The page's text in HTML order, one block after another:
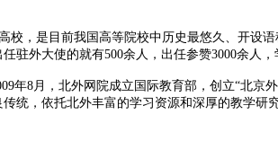
，是目前我国高等院校中历史最悠久、开设
外大使的就有500余人，出任参赞3000余人，
8月，北外网院成立国际教育部，创立“北京
统，依托北外丰富的学习资源和深厚的教学